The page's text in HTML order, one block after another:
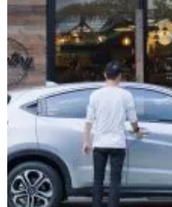
ออกแบบ บ้านทรงจั่ว หลังนี้ Alkhemist
ให้ผู้พักอาศัยให้ความรู้สึกถึงสภาวะน่าส
ออกแบบให้เป็นห้องนั่งเล่นเชื่อมต่อส่วนรั
เป็นระนาบเดียวกันก่อนเปิดออกสู่พื้นที่เอ๊
ความต่อเนื่องทางพื้นที่และเสริมบรรยาก
บ้านดูร่มรื่น ทั้งยังช่วยพรางสายตาสร้าง
แนวคิดการออกแบบ สถาปนิกเน้นใช้แสง
ที่สุด โดยใช้ประโยชน์จากแสงทางทิศเ
อย่างพอดี ไม่กระทบต่อการใช้ชีวิตประจ
อาคารจึงคิดถึงพื้นที่ว่างให้แสงและลมใ
ได้ดี ด้านข้างของบ้านจึงมีสวนพื้นที่สีเขี